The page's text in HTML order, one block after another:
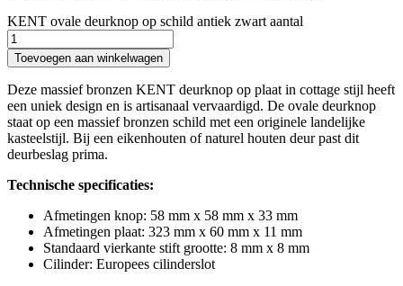
KENT ovale deurknop op schild antiek zwart aantal
Toevoegen aan winkelwagen
Deze massief bronzen KENT deurknop op plaat in cottage stijl heeft
een uniek design en is artisanaal vervaardigd. De ovale deurknop
staat op een massief bronzen schild met een originele landelijke
kasteelstijl. Bij een eikenhouten of naturel houten deur past dit
deurbeslag prima.
Technische specificaties:
Afmetingen knop: 58 mm x 58 mm x 33 mm
Afmetingen plaat: 323 mm x 60 mm x 11 mm
Standaard vierkante stift grootte: 8 mm x 8 mm
Cilinder: Europees cilinderslot